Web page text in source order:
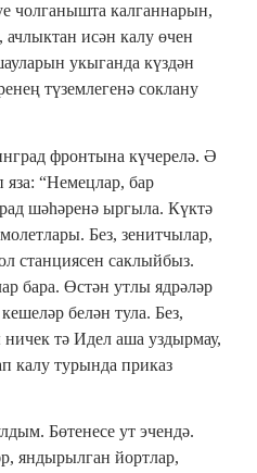
чолганышта калганнарын,
исән калу өчен
укыганда күздән
түземлегенә соклану
фронтына күчерелә. Ә
яза: “Немецлар, бар
шәһәренә ыргыла. Күктә
Без, зенитчылар,
станциясен саклыйбыз.
бара. Өстән утлы ядрәләр
белән тула. Без,
тә Идел аша уздырмау,
калу турында приказ
Бөтенесе ут эчендә.
яндырылган йортлар,